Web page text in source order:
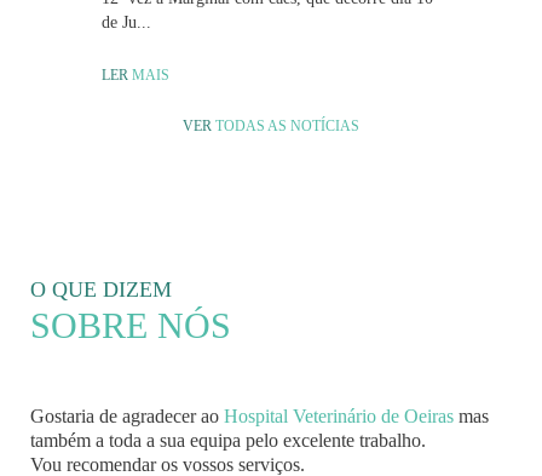
de Ju...
LER MAIS
VER TODAS AS NOTÍCIAS
O QUE DIZEM
SOBRE NÓS
Gostaria de agradecer ao Hospital Veterinário de Oeiras mas
também a toda a sua equipa pelo excelente trabalho.
Vou recomendar os vossos serviços.